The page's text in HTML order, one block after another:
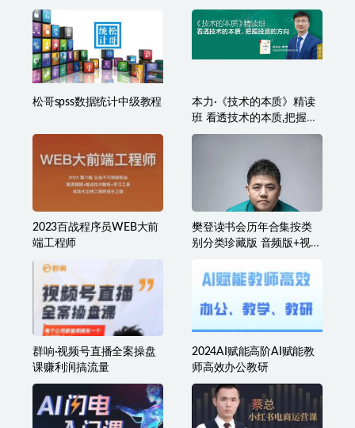
松哥spss数据统计中级教程
本力·《技术的本质》精读
班 看透技术的本质,把握投
资的方向
2023百战程序员WEB大前
端工程师
樊登读书会历年合集按类
别分类珍藏版 音频版+视频
群响·视频号直播全案操盘
课赚利润搞流量
2024AI赋能高阶AI赋能教
师高效办公教研